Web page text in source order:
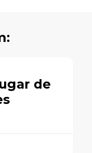
de